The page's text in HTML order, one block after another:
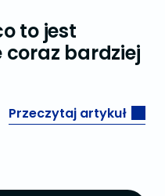
to jest
coraz bardziej
Przeczytaj artykuł